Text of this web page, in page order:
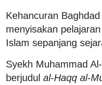
Kehancuran
menyisakan
Islam sepanjang
Syekh Muhammad
berjudul al-Haqq al-